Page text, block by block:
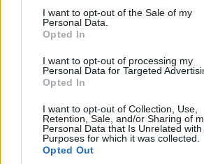
consent section.
I want to opt-out of the Sale of my
Personal Data.
Opted In
I want to opt-out of processing my
Personal Data for Targeted
Opted In
I want to opt-out of Collection, Use,
Retention, Sale, and/or Sharing of
Personal Data that Is Unrelated
Purposes for which it was collected.
Opted Out
#terminátor 2: az ítélet napja
szépség és a szörnyeteg
#holtpont
szerelem
#a bárányok hallgatnak
#nagy durranás
#az utolsó cserkész